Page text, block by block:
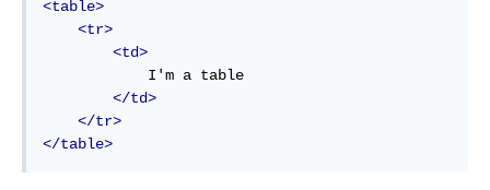
<table>
<tr>
<td>
</td>
</tr>
</table>